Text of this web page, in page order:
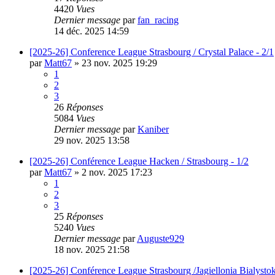
4420 Vues
Dernier message parfan_racing
14 déc. 2025 14:59
[2025-26] Conference League Strasbourg / Crystal Palace - 2/1
parMatt67 » 23 nov. 2025 19:29
1
2
3
26 Réponses
5084 Vues
Dernier message parKaniber
29 nov. 2025 13:58
[2025-26] Conférence League Hacken / Strasbourg - 1/2
parMatt67 » 2 nov. 2025 17:23
1
2
3
25 Réponses
5240 Vues
Dernier message parAuguste929
18 nov. 2025 21:58
[2025-26] Conférence League Strasbourg /Jagiellonia